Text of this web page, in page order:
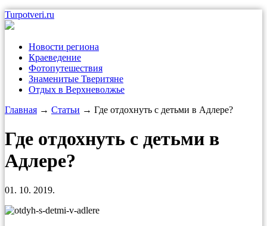
Turpotveri.ru
Новости региона
Краеведение
Фотопутешествия
Знаменитые Тверитяне
Отдых в Верхневолжье
Главная → Статьи → Где отдохнуть с детьми в Адлере?
Где отдохнуть с детьми в
Адлере?
01. 10. 2019.